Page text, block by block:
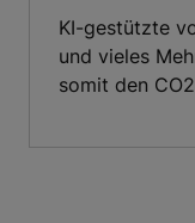
KI-gestützte
und vieles
somit den